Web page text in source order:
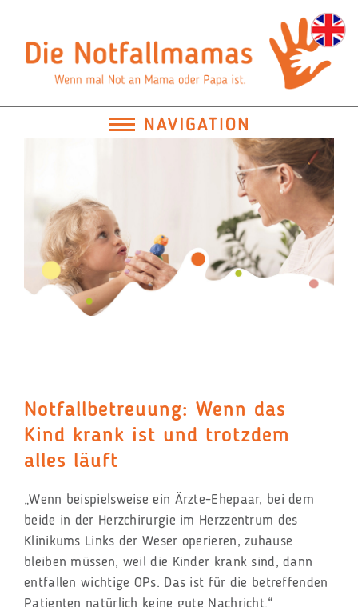
Notfallbetreuung: Wenn das
Kind krank ist und trotzdem
alles läuft
„Wenn beispielsweise ein Ärzte-Ehepaar, bei dem
beide in der Herzchirurgie im Herzzentrum des
Klinikums Links der Weser operieren, zuhause
bleiben müssen, weil die Kinder krank sind, dann
entfallen wichtige OPs. Das ist für die betreffenden
Patienten natürlich keine gute Nachricht.“